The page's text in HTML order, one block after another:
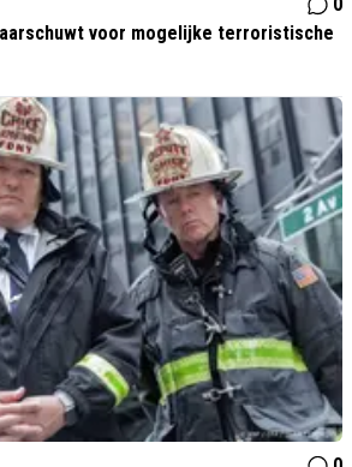
voor mogelijke terroristische